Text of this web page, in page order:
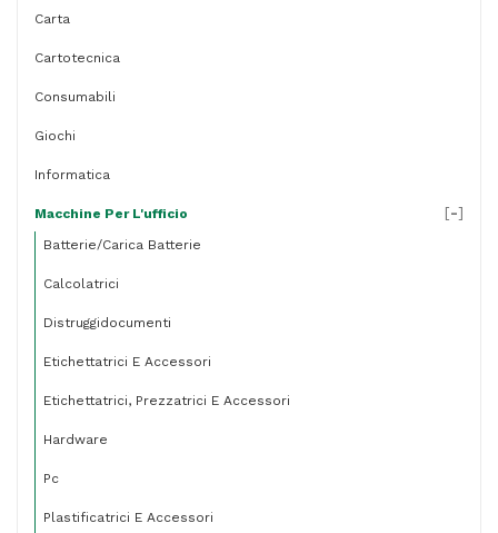
Carta
Cartotecnica
Consumabili
Giochi
Informatica
Macchine Per L'ufficio
Batterie/carica Batterie
Calcolatrici
Distruggidocumenti
Etichettatrici E Accessori
Etichettatrici, Prezzatrici E Accessori
Hardware
Pc
Plastificatrici E Accessori
[-]